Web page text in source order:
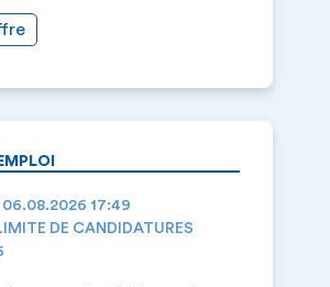
06.08.2026 17:49
DE CANDIDATURES